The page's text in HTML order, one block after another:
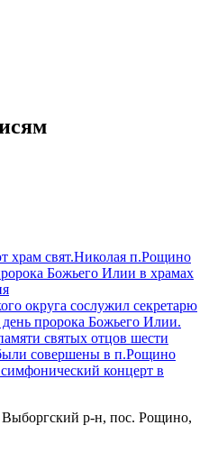
храм свят.Николая п.Рощино
Божьего Илии в храмах
округа сослужил секретарю
пророка Божьего Илии.
святых отцов шести
совершены в п.Рощино
концерт в
Выборгский р-н, пос. Рощино,